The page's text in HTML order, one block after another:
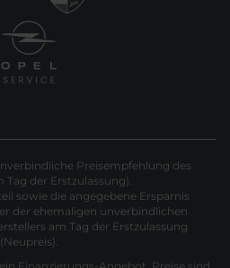
Preisempfehlung des
Tag der Erstzulassung).
sowie die angegebene Ersparnis
der ehemaligen unverbindlichen
am Tag der Erstzulassung
(Neupreis).